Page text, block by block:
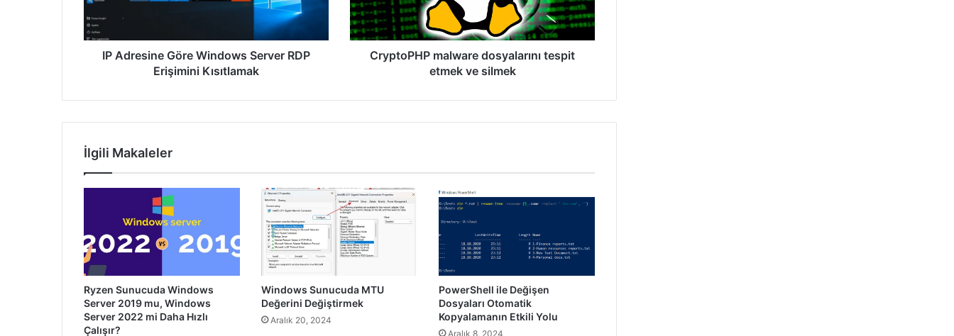
Kısıtlamak
IP Adresine Göre Windows Server RDP
Erişimini Kısıtlamak
silmek
CryptoPHP malware dosyalarını tespit
etmek ve silmek
İlgili Makaleler
Ryzen Sunucuda Windows
Server 2019 mu, Windows
Server 2022 mi Daha Hızlı
Çalışır?
Windows Sunucuda MTU
Değerini Değiştirmek
Aralık 20, 2024
PowerShell ile Değişen
Dosyaları Otomatik
Kopyalamanın Etkili Yolu
Aralık 8, 2024